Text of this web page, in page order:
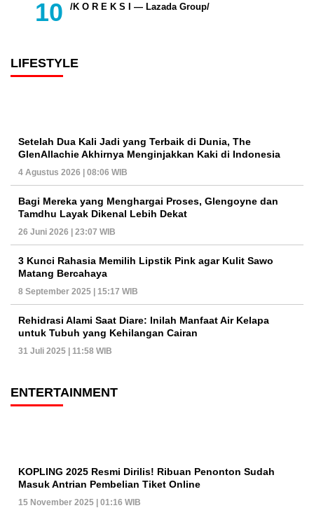
/K O R E K S I — Lazada Group/
LIFESTYLE
Setelah Dua Kali Jadi yang Terbaik di Dunia, The
GlenAllachie Akhirnya Menginjakkan Kaki di Indonesia
4 Agustus 2026 | 08:06 WIB
Bagi Mereka yang Menghargai Proses, Glengoyne dan
Tamdhu Layak Dikenal Lebih Dekat
26 Juni 2026 | 23:07 WIB
3 Kunci Rahasia Memilih Lipstik Pink agar Kulit Sawo
Matang Bercahaya
8 September 2025 | 15:17 WIB
Rehidrasi Alami Saat Diare: Inilah Manfaat Air Kelapa
untuk Tubuh yang Kehilangan Cairan
31 Juli 2025 | 11:58 WIB
ENTERTAINMENT
KOPLING 2025 Resmi Dirilis! Ribuan Penonton Sudah
Masuk Antrian Pembelian Tiket Online
15 November 2025 | 01:16 WIB